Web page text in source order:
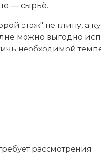
— сырьё.
этаж" не глину, а
можно выгодно
необходимой
рассмотрения